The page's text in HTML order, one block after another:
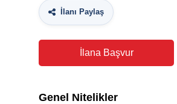
İlanı Paylaş
İlana Başvur
Genel Nitelikler